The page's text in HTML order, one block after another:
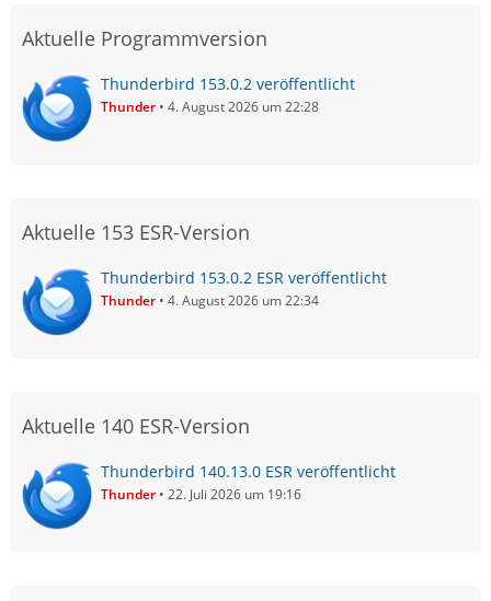
Aktuelle Programmversion
Thunderbird 153.0.2 veröffentlicht
Thunder 4. August 2026 um 22:28
Aktuelle 153 ESR-Version
Thunderbird 153.0.2 ESR veröffentlicht
Thunder 4. August 2026 um 22:34
Aktuelle 140 ESR-Version
Thunderbird 140.13.0 ESR veröffentlicht
Thunder 22. Juli 2026 um 19:16